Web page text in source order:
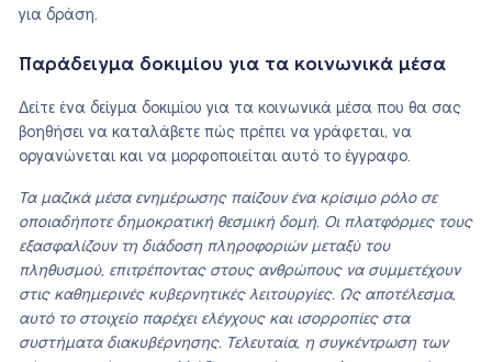
για δράση.
Παράδειγμα δοκιμίου για τα κοινωνικά μέσα
Δείτε ένα δείγμα δοκιμίου για τα κοινωνικά μέσα που θα σας
βοηθήσει να καταλάβετε πώς πρέπει να γράφεται, να
οργανώνεται και να μορφοποιείται αυτό το έγγραφο.
Τα μαζικά μέσα ενημέρωσης παίζουν ένα κρίσιμο ρόλο σε
οποιαδήποτε δημοκρατική θεσμική δομή. Οι πλατφόρμες τους
εξασφαλίζουν τη διάδοση πληροφοριών μεταξύ του
πληθυσμού, επιτρέποντας στους ανθρώπους να συμμετέχουν
στις καθημερινές κυβερνητικές λειτουργίες. Ως αποτέλεσμα,
αυτό το στοιχείο παρέχει ελέγχους και ισορροπίες στα
συστήματα διακυβέρνησης. Τελευταία, η συγκέντρωση των